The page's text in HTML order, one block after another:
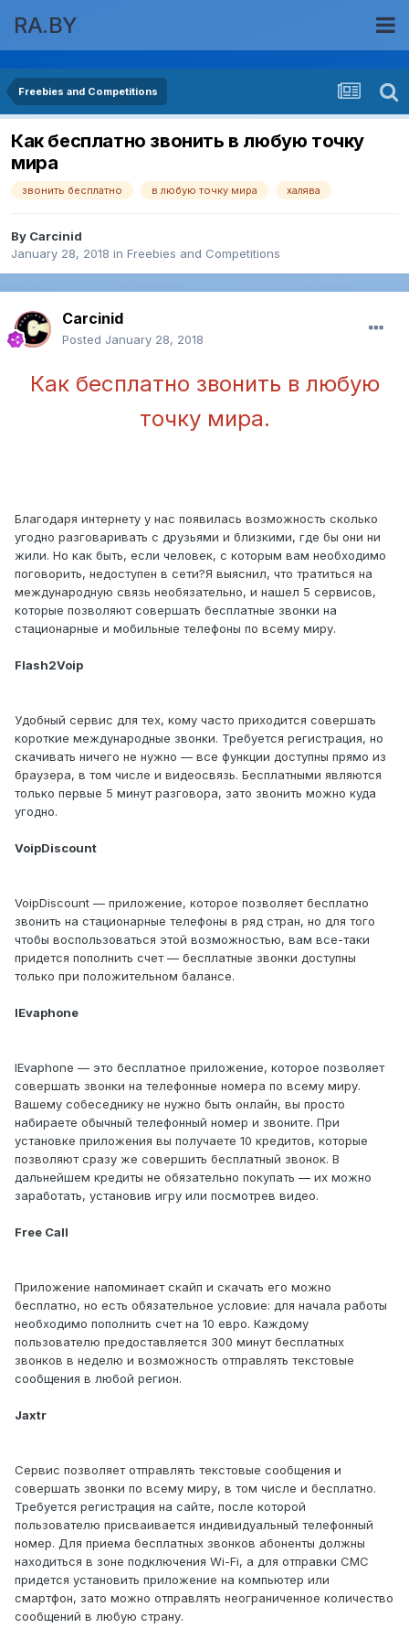
RA.BY
Freebies and Competitions
Как бесплатно звонить в любую точку
мира
звонить бесплатно в любую точку мира халява
By Carcinid
January 28, 2018 in Freebies and Competitions
Carcinid
Posted January 28, 2018
Как бесплатно звонить в любую
точку мира.
Благодаря интернету у нас появилась возможность сколько
угодно разговаривать с друзьями и близкими, где бы они ни
жили. Но как быть, если человек, с которым вам необходимо
поговорить, недоступен в сети?Я выяснил, что тратиться на
международную связь необязательно, и нашел 5 сервисов,
которые позволяют совершать бесплатные звонки на
стационарные и мобильные телефоны по всему миру.
Flash2Voip
Удобный сервис для тех, кому часто приходится совершать
короткие международные звонки. Требуется регистрация, но
скачивать ничего не нужно — все функции доступны прямо из
браузера, в том числе и видеосвязь. Бесплатными являются
только первые 5 минут разговора, зато звонить можно куда
угодно.
VoipDiscount
VoipDiscount — приложение, которое позволяет бесплатно
звонить на стационарные телефоны в ряд стран, но для того
чтобы воспользоваться этой возможностью, вам все-таки
придется пополнить счет — бесплатные звонки доступны
только при положительном балансе.
IEvaphone
IEvaphone — это бесплатное приложение, которое позволяет
совершать звонки на телефонные номера по всему миру.
Вашему собеседнику не нужно быть онлайн, вы просто
набираете обычный телефонный номер и звоните. При
установке приложения вы получаете 10 кредитов, которые
позволяют сразу же совершить бесплатный звонок. В
дальнейшем кредиты не обязательно покупать — их можно
заработать, установив игру или посмотрев видео.
Free Call
Приложение напоминает скайп и скачать его можно
бесплатно, но есть обязательное условие: для начала работы
необходимо пополнить счет на 10 евро. Каждому
пользователю предоставляется 300 минут бесплатных
звонков в неделю и возможность отправлять текстовые
сообщения в любой регион.
Jaxtr
Сервис позволяет отправлять текстовые сообщения и
совершать звонки по всему миру, в том числе и бесплатно.
Требуется регистрация на сайте, после которой
пользователю присваивается индивидуальный телефонный
номер. Для приема бесплатных звонков абоненты должны
находиться в зоне подключения Wi-Fi, а для отправки СМС
придется установить приложение на компьютер или
смартфон, зато можно отправлять неограниченное количество
сообщений в любую страну.